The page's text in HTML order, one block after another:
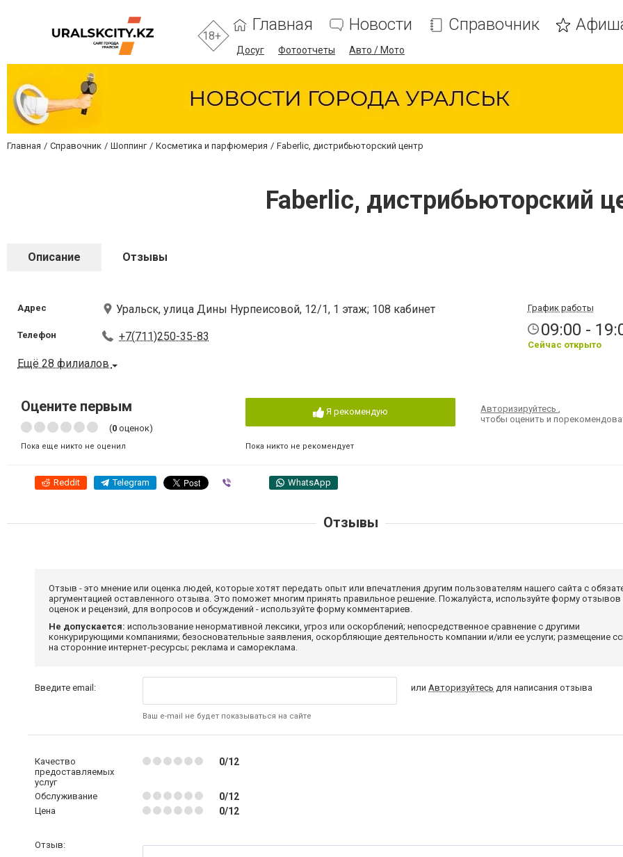
18+
Главная Новости Справочник
Досуг Фотоотчеты Авто / Мото
Главная Справочник Шоппинг Косметика и парфюмерия Faberlic, дистрибьюторский центр
Faberlic, дистрибьюторский
Описание Отзывы
Адрес Уральск, улица Дины Нурпеисовой, 12/1, 1 этаж; 108 кабинет
Телефон +7(711)250-35-83
График работы
09:00 -
Сейчас открыто
Ещё 28 филиалов
Оцените первым
(0 оценок)
Пока еще никто не оценил
Я рекомендую
Пока никто не рекомендует
Авторизируйтесь,
чтобы оценить и
Reddit Telegram WhatsApp
Отзывы
Отзыв - это мнение или оценка людей, которые хотят передать опыт или впечатления другим пользователям нашего сайта с
аргументацией оставленного отзыва. Это поможет многим принять правильное решение. Пожалуйста, используйте форму отзывов
оценок и рецензий, для вопросов и обсуждений - используйте форму комментариев.
Не допускается: использование ненормативной лексики, угроз или оскорблений; непосредственное сравнение с другими
конкурирующими компаниями; безосновательные заявления, оскорбляющие деятельность компании и/или ее услуги; размещение
на сторонние интернет-ресурсы; реклама и самореклама.
Введите email:
Ваш e-mail не будет показываться на сайте
илиАвторизуйтесь для написания отзыва
Качество
предоставляемых
услуг
0/12
Обслуживание 0/12
Цена 0/12
Отзыв: